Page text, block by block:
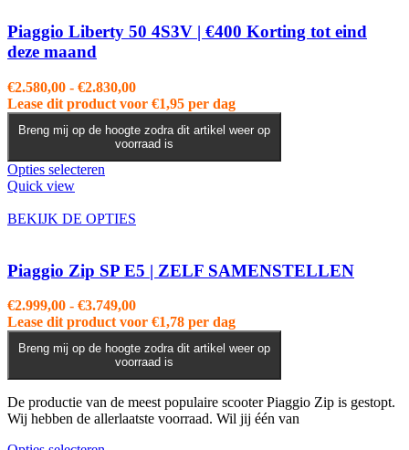
kan
gekozen
de
productpagina
Piaggio Liberty 50 4S3V | €400 Korting tot eind
deze maand
€2.580,00 - €2.830,00Prijsklasse:
€2.580,00
tot
€2.830,00
Lease dit product voor €1,95 per dag
Breng mij op de hoogte zodra dit artikel weer op
voorraad is
Opties selecteren
meerdere
optie
kan
gekozen
worden
op
de
productpagina
Quick view
BEKIJK DE OPTIES
Piaggio Zip SP E5 | ZELF SAMENSTELLEN
€2.999,00 - €3.749,00Prijsklasse:
€2.999,00
€3.749,00
Lease dit product voor €1,78 per dag
Breng mij op de hoogte zodra dit artikel weer op
voorraad is
De productie van de meest populaire scooter Piaggio Zip is gestopt.
Wij hebben de allerlaatste voorraad. Wil jij één van